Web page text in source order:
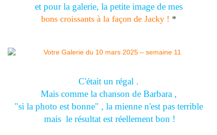
et pour la galerie, la petite image de mes
bons croissants à la façon de Jacky ! *
C'était un régal .
Mais comme la chanson de Barbara ,
"si la photo est bonne" , la mienne n'est pas terrible
mais le résultat est réellement bon !